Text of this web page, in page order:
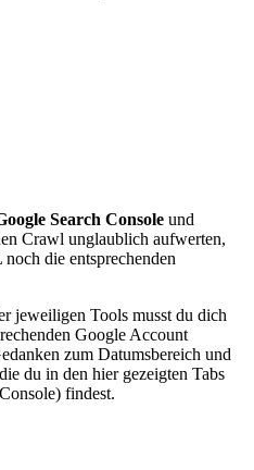
Search Console und
Crawl unglaublich aufwerten,
die entsprechenden
jeweiligen Tools musst du dich
Google Account
zum Datumsbereich und
du in den hier gezeigten Tabs
findest.